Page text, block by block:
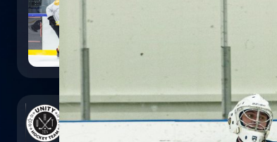
0 : 5